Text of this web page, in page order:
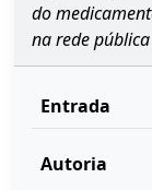
do
na rede
Entrada
Autoria